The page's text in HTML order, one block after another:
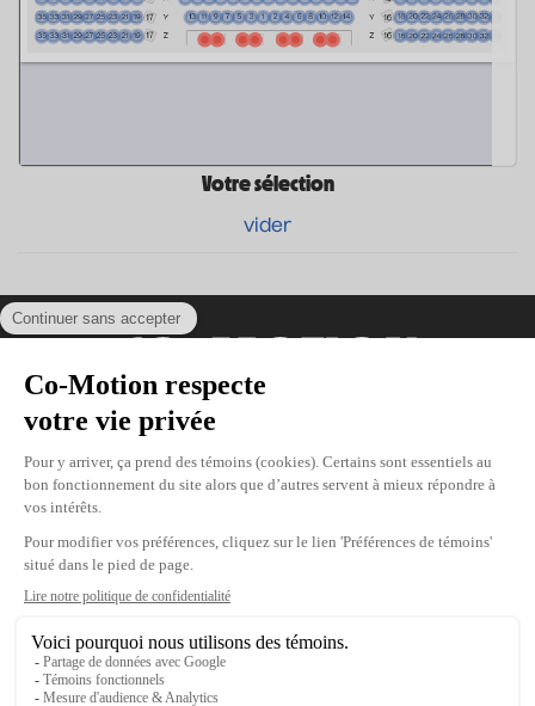
Votre sélection
vider
Coordonnées
5H9
Téléphone : 1-450-667-2040
Courriel :info@co-motion.ca
À propos de Co-Motion
Nous joindre